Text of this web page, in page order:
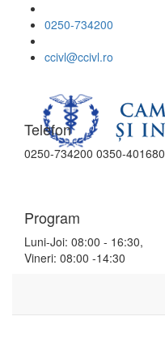
0250-734200
ccivl@ccivl.ro
Telefon
0250-734200 0350-401680
Program
Luni-Joi: 08:00 - 16:30,
Vineri: 08:00 -14:30